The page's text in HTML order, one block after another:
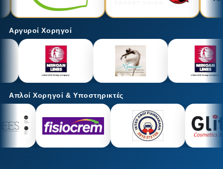
Αργυροί Χορηγοί
Απλοί Χορηγοί & Υποστηρικτές